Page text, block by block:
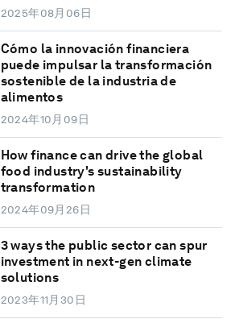
2025年08月06日
Cómo la innovación financiera
puede impulsar la transformación
sostenible de la industria de
alimentos
2024年10月09日
How finance can drive the global
food industry's sustainability
transformation
2024年09月26日
3 ways the public sector can spur
investment in next-gen climate
solutions
2023年11月30日